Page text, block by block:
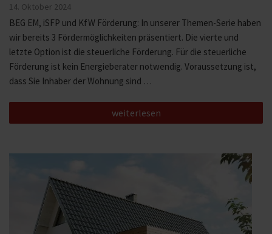
Veröffentlicht
am
14. Oktober 2024
BEG EM, iSFP und KfW Förderung: In unserer Themen-Serie haben
wir bereits 3 Fördermöglichkeiten präsentiert. Die vierte und
letzte Option ist die steuerliche Förderung. Für die steuerliche
Förderung ist kein Energieberater notwendig. Voraussetzung ist,
dass Sie Inhaber der Wohnung sind …
„Förderung
für
Teil
weiterlesen